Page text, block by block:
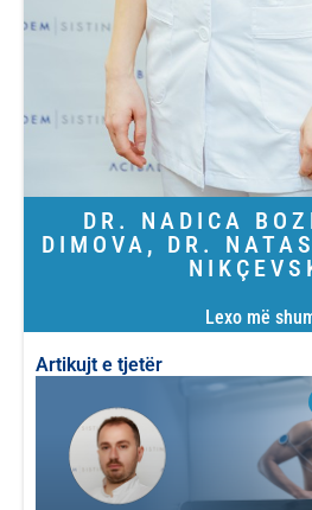
DR. NADICA
DIMOVA , DR.
Lexo më
Artikujt e tjetër